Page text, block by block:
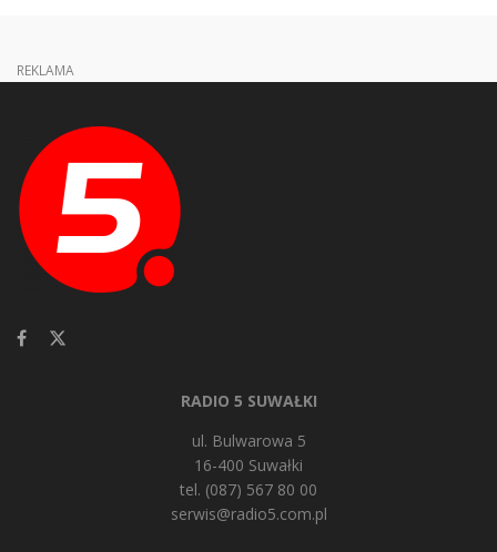
REKLAMA
RADIO 5 SUWAŁKI
ul. Bulwarowa 5
16-400 Suwałki
tel. (087) 567 80 00
serwis@radio5.com.pl